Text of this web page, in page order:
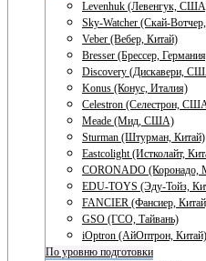
Levenhuk (Левенгук,
Sky-Watcher (Скай-
Veber (Вебер, Китай)
Bresser (Брессер,
Discovery (Дискавери,
Konus (Конус, Италия)
Celestron (Селестрон,
Meade (Мид, США)
Sturman (Штурман, Китай)
Eastcolight (Истколайт,
CORONADO (Коронадо,
EDU-TOYS (Эду-Тойз,
FANCIER (Фансиер,
GSO (ГСО, Тайвань)
iOptron (АйОптрон, Китай)
По уровню подготовки